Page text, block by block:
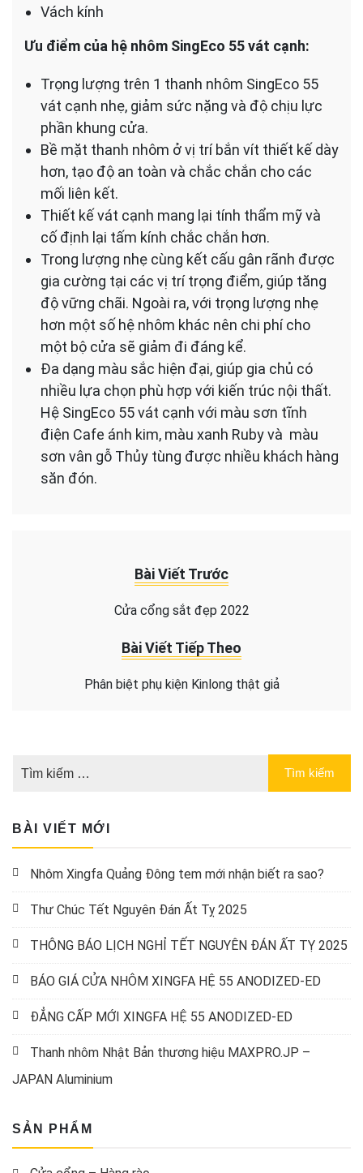
Vách kính
Ưu điểm của hệ nhôm SingEco 55 vát cạnh:
Trọng lượng trên 1 thanh nhôm SingEco 55
vát cạnh nhẹ, giảm sức nặng và độ chịu lực
phần khung cửa.
Bề mặt thanh nhôm ở vị trí bắn vít thiết kế dày
hơn, tạo độ an toàn và chắc chắn cho các
mối liên kết.
Thiết kế vát cạnh mang lại tính thẩm mỹ và
cố định lại tấm kính chắc chắn hơn.
Trong lượng nhẹ cùng kết cấu gân rãnh được
gia cường tại các vị trí trọng điểm, giúp tăng
độ vững chãi. Ngoài ra, với trọng lượng nhẹ
hơn một số hệ nhôm khác nên chi phí cho
một bộ cửa sẽ giảm đi đáng kể.
Đa dạng màu sắc hiện đại, giúp gia chủ có
nhiều lựa chọn phù hợp với kiến trúc nội thất.
Hệ SingEco 55 vát cạnh với màu sơn tĩnh
điện Cafe ánh kim, màu xanh Ruby và màu
sơn vân gỗ Thủy tùng được nhiều khách hàng
săn đón.
Bài Viết Trước
Cửa cổng sắt đẹp 2022
Bài Viết Tiếp Theo
Phân biệt phụ kiện Kinlong thật giả
BÀI VIẾT MỚI
Nhôm Xingfa Quảng Đông tem mới nhận biết ra sao?
Thư Chúc Tết Nguyên Đán Ất Tỵ 2025
THÔNG BÁO LỊCH NGHỈ TẾT NGUYÊN ĐÁN ẤT TỴ 2025
BÁO GIÁ CỬA NHÔM XINGFA HỆ 55 ANODIZED-ED
ĐẲNG CẤP MỚI XINGFA HỆ 55 ANODIZED-ED
Thanh nhôm Nhật Bản thương hiệu MAXPRO.JP –
JAPAN Aluminium
SẢN PHẨM